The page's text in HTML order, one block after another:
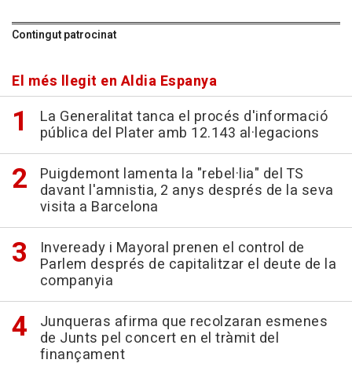
Contingut patrocinat
El més llegit en Aldia Espanya
La Generalitat tanca el procés d'informació
pública del Plater amb 12.143 al·legacions
Puigdemont lamenta la "rebel·lia" del TS
davant l'amnistia, 2 anys després de la seva
visita a Barcelona
Inveready i Mayoral prenen el control de
Parlem després de capitalitzar el deute de la
companyia
Junqueras afirma que recolzaran esmenes
de Junts pel concert en el tràmit del
finançament